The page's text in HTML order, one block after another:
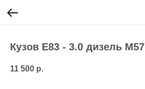
Кузов E83 - 3.0 дизель M57
11 500 р.